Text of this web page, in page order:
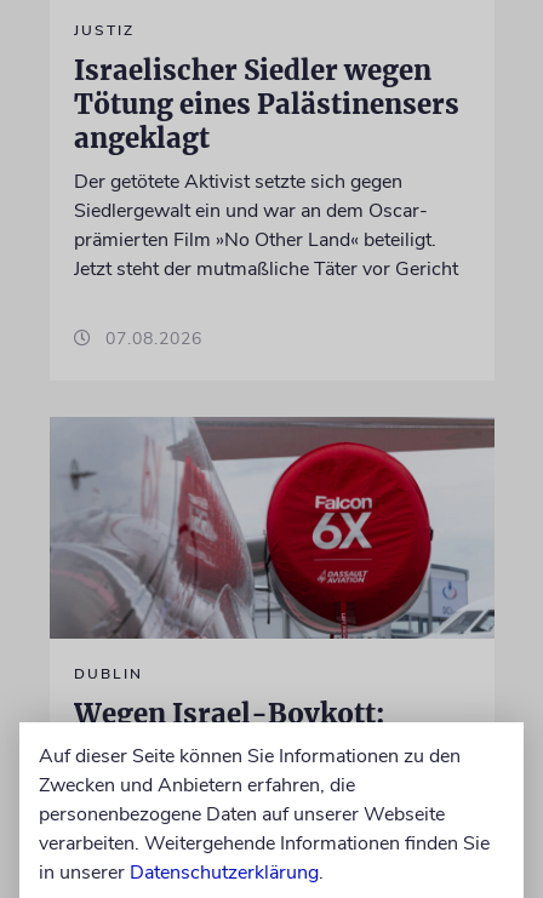
JUSTIZ
Israelischer Siedler wegen
Tötung eines Palästinensers
angeklagt
Der getötete Aktivist setzte sich gegen
Siedlergewalt ein und war an dem Oscar-
prämierten Film »No Other Land« beteiligt.
Jetzt steht der mutmaßliche Täter vor Gericht
07.08.2026
DUBLIN
Wegen Israel-Boykott:
Irisches Regierungsflugzeug
kann nicht mehr im Nebel
landen
Beim Kauf der Maschine wurde bewusst auf
das System »FalconEye« verzichtet, weil der
Auf dieser Seite können Sie Informationen zu den
Zwecken und Anbietern erfahren, die
personenbezogene Daten auf unserer Webseite
verarbeiten. Weitergehende Informationen finden Sie
in unserer Datenschutzerklärung.